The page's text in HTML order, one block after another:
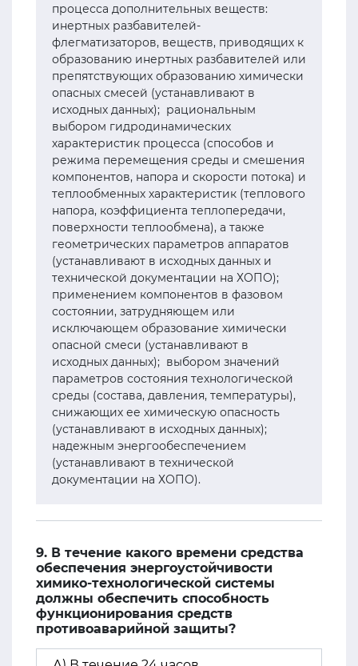
процесса дополнительных веществ:
инертных разбавителей-
флегматизаторов, веществ, приводящих к
образованию инертных разбавителей или
препятствующих образованию химически
опасных смесей (устанавливают в
исходных данных); рациональным
выбором гидродинамических
характеристик процесса (способов и
режима перемещения среды и смешения
компонентов, напора и скорости потока) и
теплообменных характеристик (теплового
напора, коэффициента теплопередачи,
поверхности теплообмена), а также
геометрических параметров аппаратов
(устанавливают в исходных данных и
технической документации на ХОПО);
применением компонентов в фазовом
состоянии, затрудняющем или
исключающем образование химически
опасной смеси (устанавливают в
исходных данных); выбором значений
параметров состояния технологической
среды (состава, давления, температуры),
снижающих ее химическую опасность
(устанавливают в исходных данных);
надежным энергообеспечением
(устанавливают в технической
документации на ХОПО).
9. В течение какого времени средства
обеспечения энергоустойчивости
химико-технологической системы
должны обеспечить способность
функционирования средств
противоаварийной защиты?